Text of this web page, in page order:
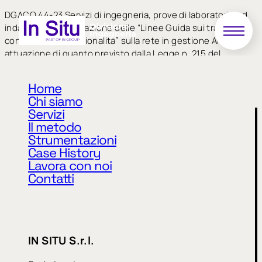
Home
Chi siamo
Servizi
Il metodo
Strumentazioni
Case History
Lavora con noi
Contatti
IN SITU S.r.l.
DGACQ 44-23 Servizi di ingegneria, prove di laboratorio ed
indagini per l’applicazione delle “Linee Guida sui trasporti in
condizioni di eccezionalità” sulla rete in gestione ANAS, in
attuazione di quanto previsto dalla Legge n. 215 del
Campania – 11° Applicativo – Molise
CODICE ETICO